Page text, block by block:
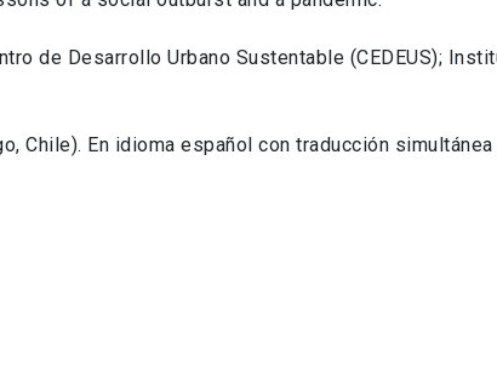
de Desarrollo Urbano Sustentable (CEDEUS);
Chile). En idioma español con traducción simultánea